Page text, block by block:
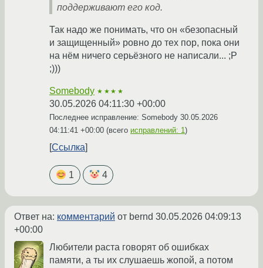
поддерживают его код.
Так надо же понимать, что он «безопасный
и защищенный» ровно до тех пор, пока они
на нём ничего серьёзного не написали... ;P
;)))
Somebody ★★★★
30.05.2026 04:11:30 +00:00
Последнее исправление: Somebody 30.05.2026
04:11:41 +00:00 (всего исправлений: 1 )
Ссылка
1 4
Ответ на: комментарий от bernd 30.05.2026 04:09:13
+00:00
Любители раста говорят об ошибках
памяти, а ты их слушаешь жопой, а потом